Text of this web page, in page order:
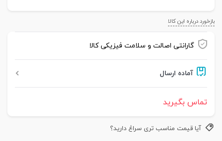
بازخورد درباره این کالا
گارانتی اصالت و سلامت فیزیکی کالا
آماده ارسال
تماس بگیرید
آیا قیمت مناسب تری سراغ دارید؟